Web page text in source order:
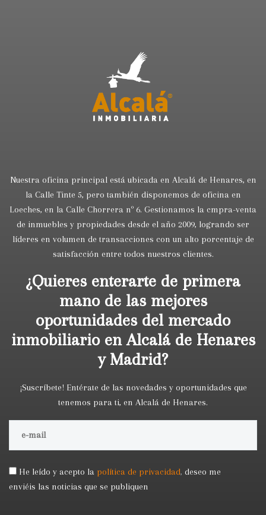
Nuestra oficina principal está ubicada en Alcalá de Henares, en
la Calle Tinte 5, pero también disponemos de oficina en
Loeches, en la Calle Chorrera nº 6. Gestionamos la cmpra-venta
de inmuebles y propiedades desde el año 2009, logrando ser
líderes en volumen de transacciones con un alto porcentaje de
satisfacción entre todos nuestros clientes.
¿Quieres enterarte de primera
mano de las mejores
oportunidades del mercado
inmobiliario en Alcalá de Henares
y Madrid?
¡Suscríbete! Entérate de las novedades y oportunidades que
tenemos para ti, en Alcalá de Henares.
He leído y acepto la política de privacidad, deseo me
enviéis las noticias que se publiquen